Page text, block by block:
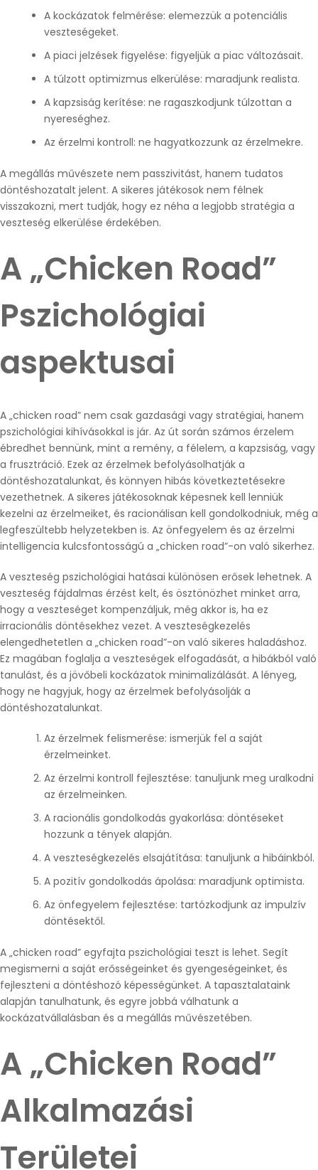
A kockázatok felmérése: elemezzük a potenciális
veszteségeket.
A piaci jelzések figyelése: figyeljük a piac változásait.
A túlzott optimizmus elkerülése: maradjunk realista.
A kapzsiság kerítése: ne ragaszkodjunk túlzottan a
nyereséghez.
Az érzelmi kontroll: ne hagyatkozzunk az érzelmekre.
A megállás művészete nem passzivitást, hanem tudatos
döntéshozatalt jelent. A sikeres játékosok nem félnek
visszakozni, mert tudják, hogy ez néha a legjobb stratégia a
veszteség elkerülése érdekében.
A „Chicken Road”
Pszichológiai
aspektusai
A „chicken road” nem csak gazdasági vagy stratégiai, hanem
pszichológiai kihívásokkal is jár. Az út során számos érzelem
ébredhet bennünk, mint a remény, a félelem, a kapzsiság, vagy
a frusztráció. Ezek az érzelmek befolyásolhatják a
döntéshozatalunkat, és könnyen hibás következtetésekre
vezethetnek. A sikeres játékosoknak képesnek kell lenniük
kezelni az érzelmeiket, és racionálisan kell gondolkodniuk, még a
legfeszültebb helyzetekben is. Az önfegyelem és az érzelmi
intelligencia kulcsfontosságú a „chicken road”-on való sikerhez.
A veszteség pszichológiai hatásai különösen erősek lehetnek. A
veszteség fájdalmas érzést kelt, és ösztönözhet minket arra,
hogy a veszteséget kompenzáljuk, még akkor is, ha ez
irracionális döntésekhez vezet. A veszteségkezelés
elengedhetetlen a „chicken road”-on való sikeres haladáshoz.
Ez magában foglalja a veszteségek elfogadását, a hibákból való
tanulást, és a jövőbeli kockázatok minimalizálását. A lényeg,
hogy ne hagyjuk, hogy az érzelmek befolyásolják a
döntéshozatalunkat.
Az érzelmek felismerése: ismerjük fel a saját
érzelmeinket.
Az érzelmi kontroll fejlesztése: tanuljunk meg uralkodni
az érzelmeinken.
A racionális gondolkodás gyakorlása: döntéseket
hozzunk a tények alapján.
A veszteségkezelés elsajátítása: tanuljunk a hibáinkból.
A pozitív gondolkodás ápolása: maradjunk optimista.
Az önfegyelem fejlesztése: tartózkodjunk az impulzív
döntésektől.
A „chicken road” egyfajta pszichológiai teszt is lehet. Segít
megismerni a saját erősségeinket és gyengeségeinket, és
fejleszteni a döntéshozó képességünket. A tapasztalataink
alapján tanulhatunk, és egyre jobbá válhatunk a
kockázatvállalásban és a megállás művészetében.
A „Chicken Road”
Alkalmazási
Területei